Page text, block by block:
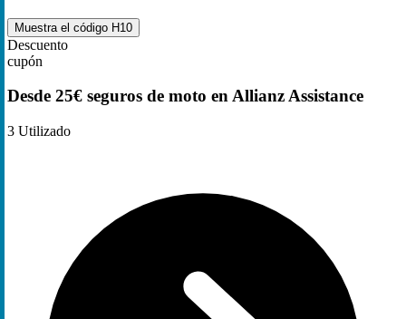
Muestra el código H10
Descuento
cupón
Desde 25€ seguros de moto en Allianz Assistance
3 Utilizado